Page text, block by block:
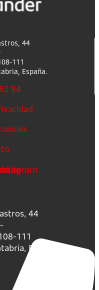
44
111
España.
94
44
111
España.